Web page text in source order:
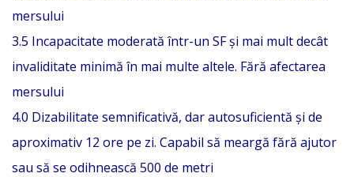
mersului
3.5 Incapacitate moderată într-un SF și mai mult decât
invaliditate minimă în mai multe altele. Fără afectarea
mersului
4.0 Dizabilitate semnificativă, dar autosuficientă și de
aproximativ 12 ore pe zi. Capabil să meargă fără ajutor
sau să se odihnească 500 de metri